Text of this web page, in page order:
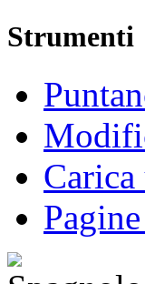
Strumenti